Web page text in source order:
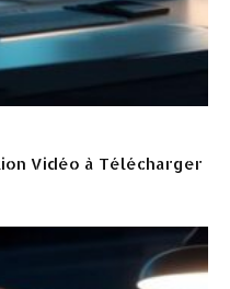
Vidéo à Télécharger